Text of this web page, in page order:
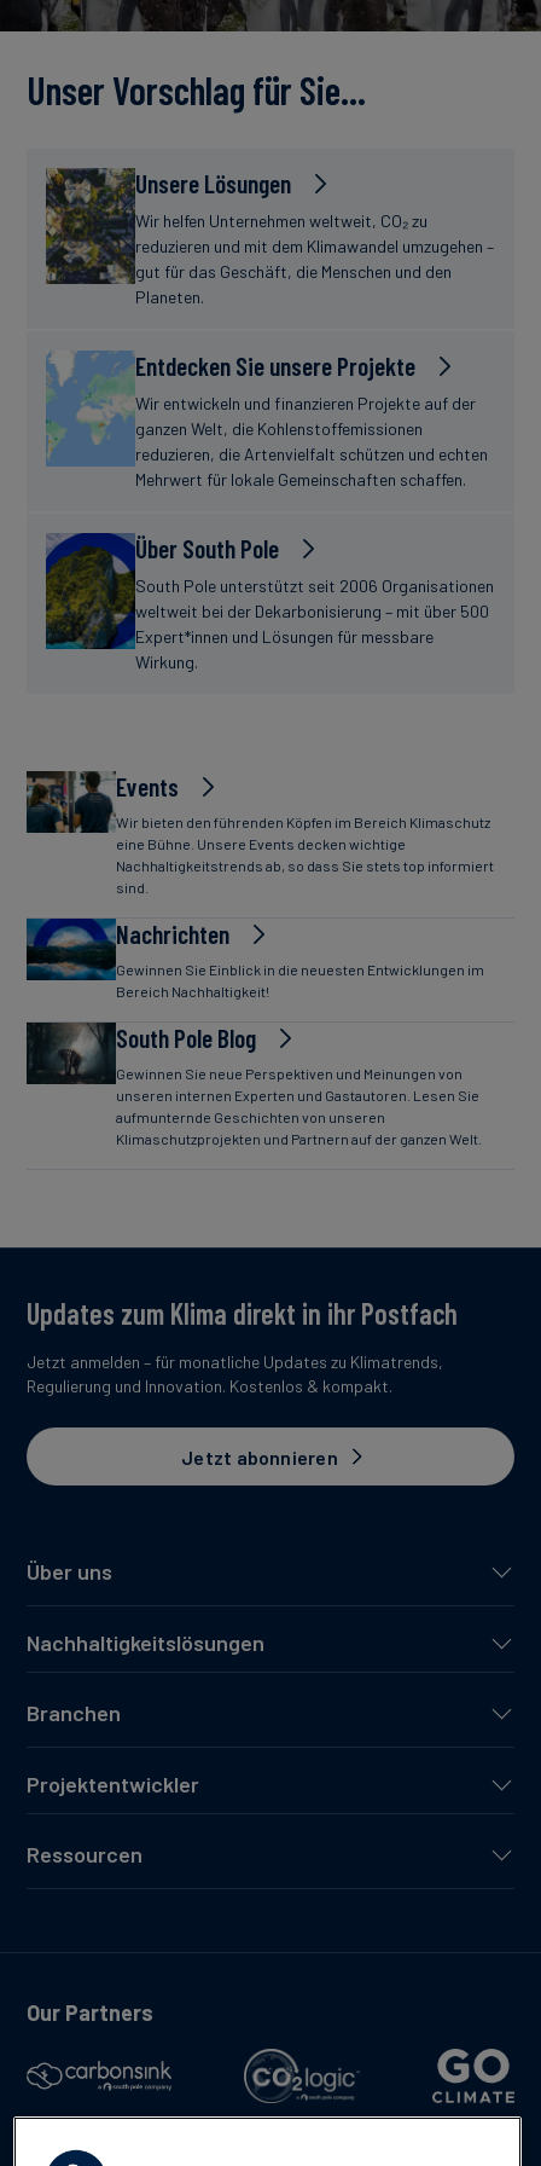
Unser Vorschlag für Sie…
Unsere Lösungen
Wir helfen Unternehmen weltweit, CO₂ zu
reduzieren und mit dem Klimawandel umzugehen –
gut für das Geschäft, die Menschen und den
Planeten.
Entdecken Sie unsere Projekte
Wir entwickeln und finanzieren Projekte auf der
ganzen Welt, die Kohlenstoffemissionen
reduzieren, die Artenvielfalt schützen und echten
Mehrwert für lokale Gemeinschaften schaffen.
Über South Pole
South Pole unterstützt seit 2006 Organisationen
weltweit bei der Dekarbonisierung – mit über 500
Expert*innen und Lösungen für messbare
Wirkung.
Events
Wir bieten den führenden Köpfen im Bereich Klimaschutz
eine Bühne. Unsere Events decken wichtige
Nachhaltigkeitstrends ab, so dass Sie stets top informiert
sind.
Nachrichten
Gewinnen Sie Einblick in die neuesten Entwicklungen im
Bereich Nachhaltigkeit!
South Pole Blog
Gewinnen Sie neue Perspektiven und Meinungen von
unseren internen Experten und Gastautoren. Lesen Sie
aufmunternde Geschichten von unseren
Klimaschutzprojekten und Partnern auf der ganzen Welt.
Über uns
Nachhaltigkeitslösungen
Branchen
Projektentwickler
Ressourcen
Updates zum Klima direkt in ihr Postfach
Jetzt anmelden – für monatliche Updates zu Klimatrends,
Regulierung und Innovation. Kostenlos & kompakt.
Jetzt abonnieren
Our Partners